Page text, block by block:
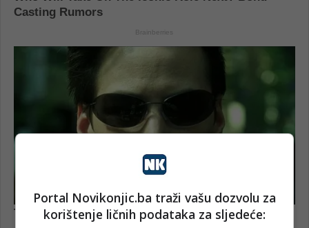
Portal Novikonjic.ba traži vašu dozvolu za
korištenje ličnih podataka za sljedeće: